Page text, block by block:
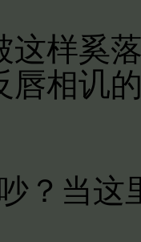
样奚落
唇相讥
当这